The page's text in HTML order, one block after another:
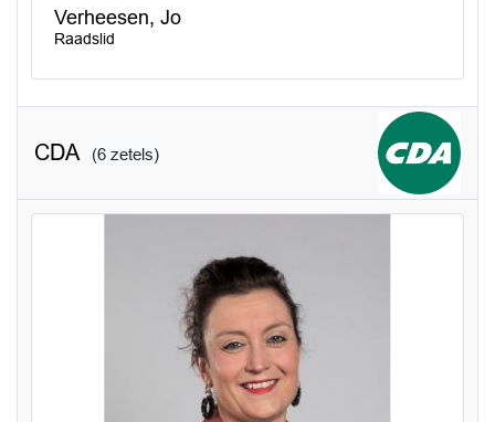
Verheesen, Jo
Raadslid
CDA (6 zetels)